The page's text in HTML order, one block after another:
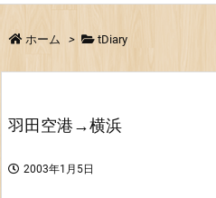
ホーム > tDiary
羽田空港→横浜
2003年1月5日